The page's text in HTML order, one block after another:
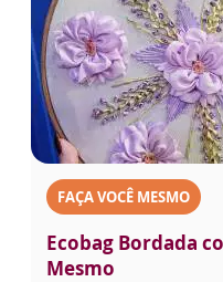
FAÇA VOCÊ MESMO
Ecobag Bordada
Mesmo